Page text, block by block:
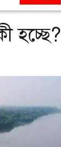
হচ্ছে?